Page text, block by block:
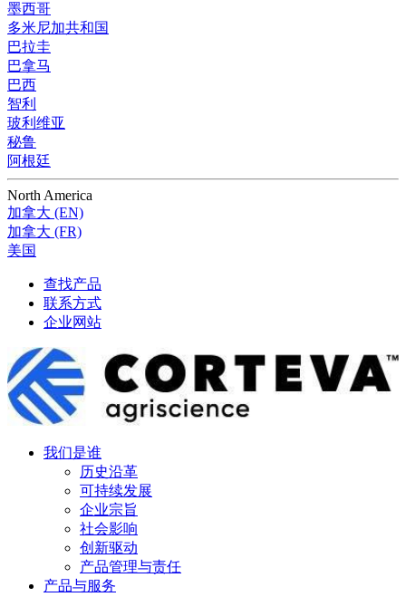
墨西哥
多米尼加共和国
巴拉圭
巴拿马
巴西
智利
玻利维亚
秘鲁
阿根廷
North America
加拿大 (EN)
加拿大 (FR)
美国
查找产品
联系方式
企业网站
我们是谁
历史沿革
可持续发展
企业宗旨
社会影响
创新驱动
产品管理与责任
产品与服务